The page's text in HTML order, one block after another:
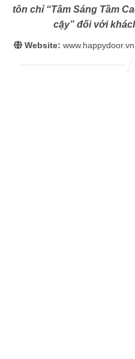
tôn chỉ “Tâm Sáng Tầm
cậy” đối với
Website: www.happydoor.vn